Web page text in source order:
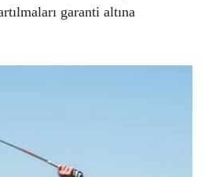
garanti altına